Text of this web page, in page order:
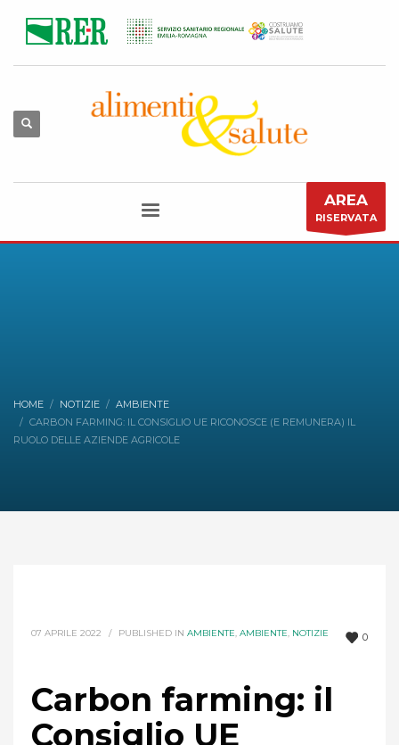
AREA
RISERVATA
HOME NOTIZIE
AMBIENTE
CARBON FARMING: IL CONSIGLIO UE RICONOSCE (E REMUNERA) IL
RUOLO DELLE AZIENDE AGRICOLE
0
07 APRILE 2022 / PUBLISHED IN AMBIENTE, AMBIENTE, NOTIZIE
Carbon farming: il
Consiglio UE